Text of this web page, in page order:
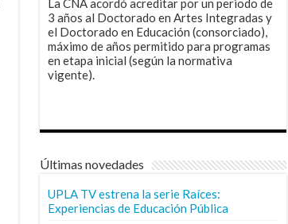
La CNA acordó acreditar por un periodo de
3 años al Doctorado en Artes Integradas y
el Doctorado en Educación (consorciado),
máximo de años permitido para programas
en etapa inicial (según la normativa
vigente).
Últimas novedades
UPLA TV estrena la serie Raíces:
Experiencias de Educación Pública